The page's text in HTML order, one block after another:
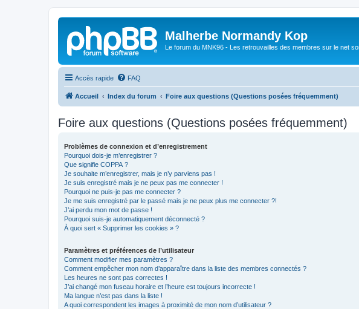
Malherbe Normandy Kop
Le forum du MNK96 - Les retrouvailles des membres sur le net
Accès rapide FAQ
Accueil Index du forum Foire aux questions (Questions posées fréquemment)
Foire aux questions (Questions posées fréquemment)
Problèmes de connexion et d’enregistrement
Pourquoi dois-je m’enregistrer ?
Que signifie COPPA ?
Je souhaite m’enregistrer, mais je n’y parviens pas !
Je suis enregistré mais je ne peux pas me connecter !
Pourquoi ne puis-je pas me connecter ?
Je me suis enregistré par le passé mais je ne peux plus me connecter ?!
J’ai perdu mon mot de passe !
Pourquoi suis-je automatiquement déconnecté ?
À quoi sert « Supprimer les cookies » ?
Paramètres et préférences de l’utilisateur
Comment modifier mes paramètres ?
Comment empêcher mon nom d’apparaître dans la liste des membres connectés ?
Les heures ne sont pas correctes !
J’ai changé mon fuseau horaire et l’heure est toujours incorrecte !
Ma langue n’est pas dans la liste !
A quoi correspondent les images à proximité de mon nom d’utilisateur ?